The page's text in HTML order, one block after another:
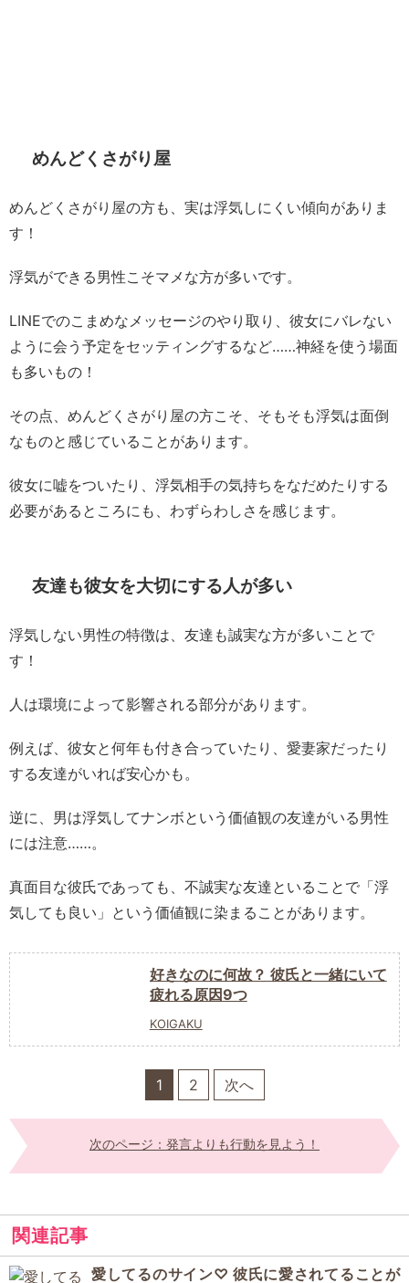
めんどくさがり屋
めんどくさがり屋の方も、実は浮気しにくい傾向がありま
す！
浮気ができる男性こそマメな方が多いです。
LINEでのこまめなメッセージのやり取り、彼女にバレない
ように会う予定をセッティングするなど……神経を使う場面
も多いもの！
その点、めんどくさがり屋の方こそ、そもそも浮気は面倒
なものと感じていることがあります。
彼女に嘘をついたり、浮気相手の気持ちをなだめたりする
必要があるところにも、わずらわしさを感じます。
友達も彼女を大切にする人が多い
浮気しない男性の特徴は、友達も誠実な方が多いことで
す！
人は環境によって影響される部分があります。
例えば、彼女と何年も付き合っていたり、愛妻家だったり
する友達がいれば安心かも。
逆に、男は浮気してナンボという価値観の友達がいる男性
には注意……。
真面目な彼氏であっても、不誠実な友達といることで「浮
気しても良い」という価値観に染まることがあります。
好きなのに何故？ 彼氏と一緒にいて
疲れる原因9つ
KOIGAKU
1 2 次へ
次のページ：発言よりも行動を見よう！
関連記事
愛してるのサイン♡ 彼氏に愛されてることが